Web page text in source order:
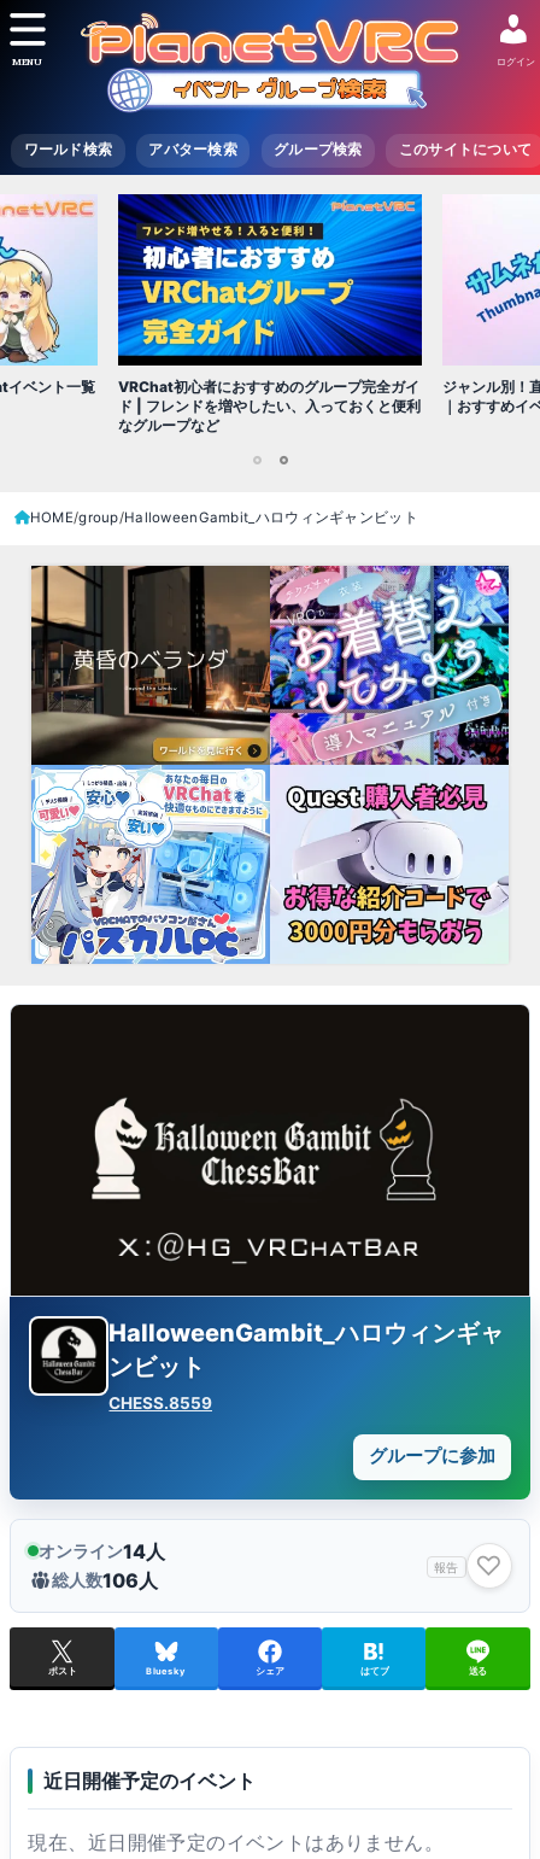
ワールド検索 アバター検索 グループ検索 このサイトについて
ログイン
MENU
イベント一覧
VRChat初心者におすすめのグループ完全ガイ
ド | フレンドを増やしたい、入っておくと便利
なグループなど
ジャンル別！
｜おすすめイ
HOME group HalloweenGambit_ハロウィンギャンビット
HalloweenGambit_ハロウィンギャ
ンビット
CHESS.8559
グループに参加
オンライン14人
総人数106人
報告 ♡
ポスト Bluesky シェア はてブ 送る
近日開催予定のイベント
現在、近日開催予定のイベントはありません。